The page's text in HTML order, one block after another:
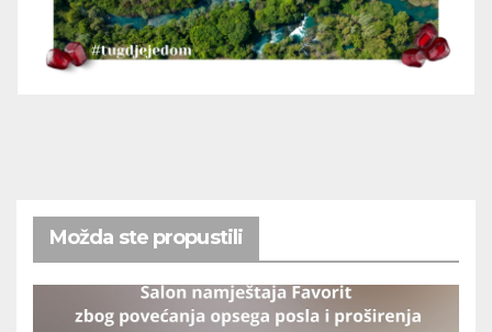
Možda ste propustili